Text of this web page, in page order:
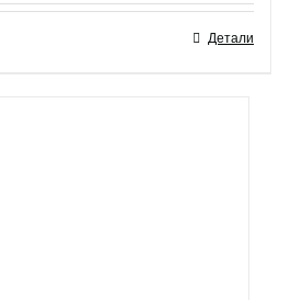
Детали